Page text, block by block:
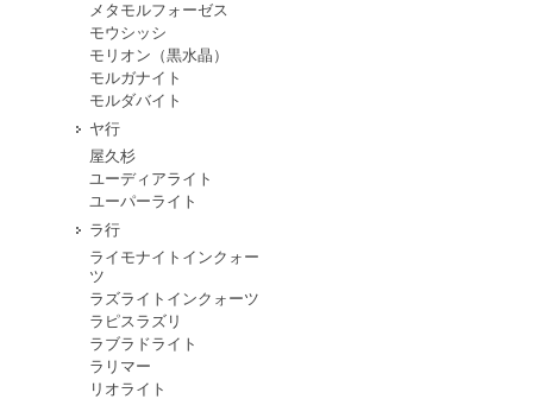
メタモルフォーゼス
モウシッシ
モリオン（黒水晶）
モルガナイト
モルダバイト
ヤ行
屋久杉
ユーディアライト
ユーパーライト
ラ行
ライモナイトインクォー
ツ
ラズライトインクォーツ
ラピスラズリ
ラブラドライト
ラリマー
リオライト